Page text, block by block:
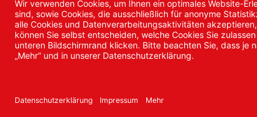
Verblendmaterialien
Instrumente
Kieferorthopädie /
Klammerdrähte
Verschiedenes (Labor)